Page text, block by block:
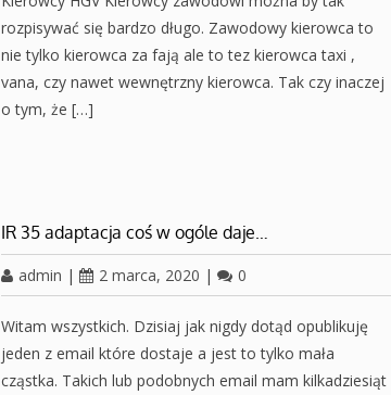
rozpisywać się bardzo długo. Zawodowy kierowca to
nie tylko kierowca za fają ale to tez kierowca taxi ,
vana, czy nawet wewnętrzny kierowca. Tak czy inaczej
o tym, że […]
IR 35 adaptacja coś w ogóle daje…
admin | 2 marca, 2020 | 0
Witam wszystkich. Dzisiaj jak nigdy dotąd opublikuję
jeden z email które dostaje a jest to tylko mała
cząstka. Takich lub podobnych email mam kilkadziesiąt